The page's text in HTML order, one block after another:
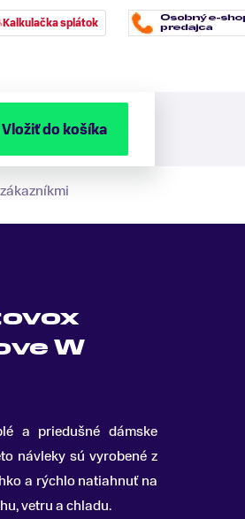
Kalkulačka splátok
Vložiť do košíka
W
a priedušné dámske
návleky sú vyrobené z
a rýchlo natiahnuť na
vetru a chladu.